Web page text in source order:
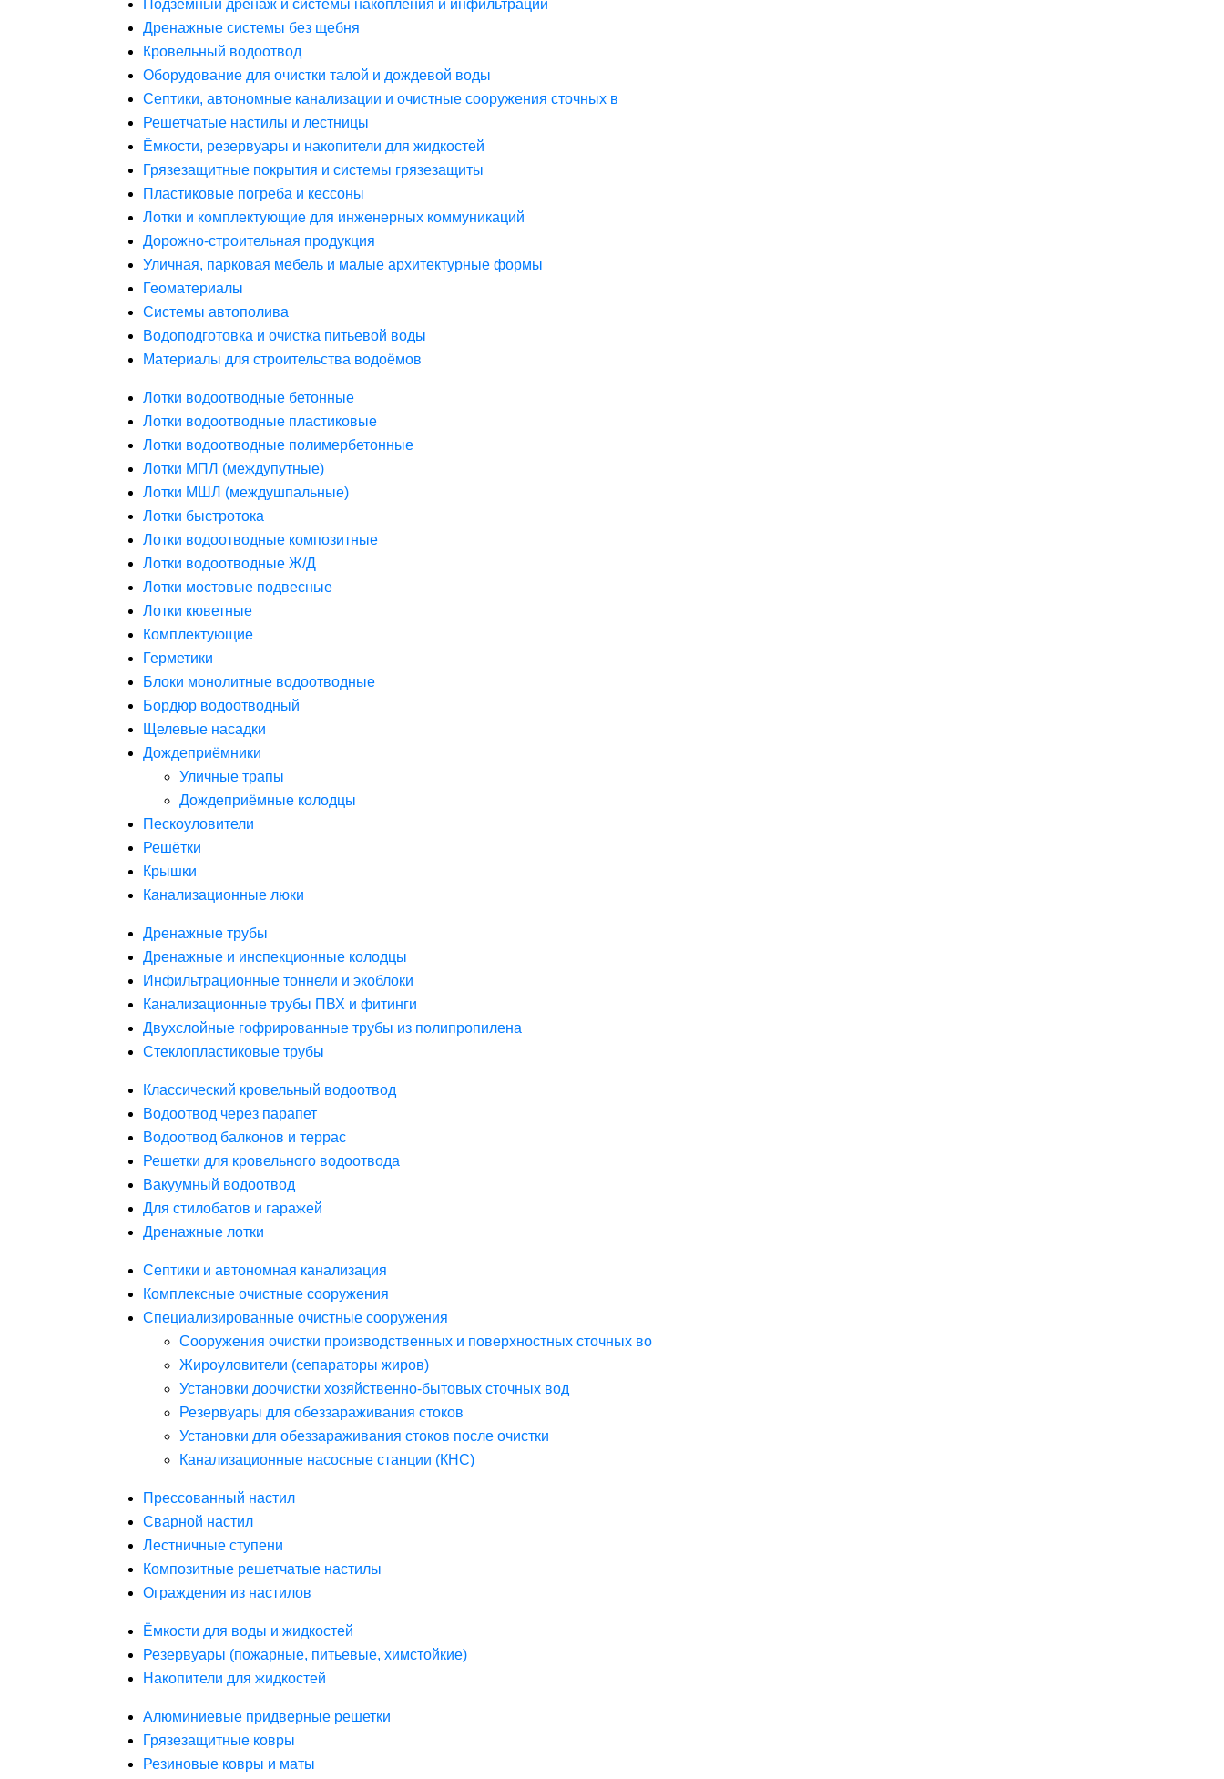
Подземный дренаж и системы накопления и инфильтрации
Дренажные системы без щебня
Кровельный водоотвод
Оборудование для очистки талой и дождевой воды
Септики, автономные канализации и очистные сооружения сточных в
Решетчатые настилы и лестницы
Ёмкости, резервуары и накопители для жидкостей
Грязезащитные покрытия и системы грязезащиты
Пластиковые погреба и кессоны
Лотки и комплектующие для инженерных коммуникаций
Дорожно-строительная продукция
Уличная, парковая мебель и малые архитектурные формы
Геоматериалы
Системы автополива
Водоподготовка и очистка питьевой воды
Материалы для строительства водоёмов
Лотки водоотводные бетонные
Лотки водоотводные пластиковые
Лотки водоотводные полимербетонные
Лотки МПЛ (междупутные)
Лотки МШЛ (междушпальные)
Лотки быстротока
Лотки водоотводные композитные
Лотки водоотводные Ж/Д
Лотки мостовые подвесные
Лотки кюветные
Комплектующие
Герметики
Блоки монолитные водоотводные
Бордюр водоотводный
Щелевые насадки
Дождеприёмники
Уличные трапы
Дождеприёмные колодцы
Пескоуловители
Решётки
Крышки
Канализационные люки
Дренажные трубы
Дренажные и инспекционные колодцы
Инфильтрационные тоннели и экоблоки
Канализационные трубы ПВХ и фитинги
Двухслойные гофрированные трубы из полипропилена
Стеклопластиковые трубы
Классический кровельный водоотвод
Водоотвод через парапет
Водоотвод балконов и террас
Решетки для кровельного водоотвода
Вакуумный водоотвод
Для стилобатов и гаражей
Дренажные лотки
Септики и автономная канализация
Комплексные очистные сооружения
Специализированные очистные сооружения
Сооружения очистки производственных и поверхностных сточных во
Жироуловители (сепараторы жиров)
Установки доочистки хозяйственно-бытовых сточных вод
Резервуары для обеззараживания стоков
Установки для обеззараживания стоков после очистки
Канализационные насосные станции (КНС)
Прессованный настил
Сварной настил
Лестничные ступени
Композитные решетчатые настилы
Ограждения из настилов
Ёмкости для воды и жидкостей
Резервуары (пожарные, питьевые, химстойкие)
Накопители для жидкостей
Алюминиевые придверные решетки
Грязезащитные ковры
Резиновые ковры и маты